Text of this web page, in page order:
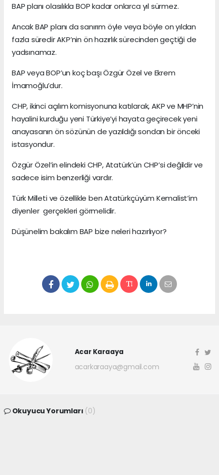
BAP planı olasılıkla BOP kadar onlarca yıl sürmez.
Ancak BAP planı da sanırım öyle veya böyle on yıldan
fazla süredir AKP’nin ön hazırlık sürecinden geçtiği de
yadsınamaz.
BAP veya BOP’un koç başı Özgür Özel ve Ekrem
İmamoğlu’dur.
CHP, ikinci açılım komisyonuna katılarak, AKP ve MHP’nin
hayalini kurduğu yeni Türkiye’yi hayata geçirecek yeni
anayasanın ön sözünün de yazıldığı sondan bir önceki
istasyondur.
Özgür Özel’in elindeki CHP, Atatürk’ün CHP’si değildir ve
sadece isim benzerliği vardır.
Türk Milleti ve özellikle ben Atatürkçüyüm Kemalist’im
diyenler gerçekleri görmelidir.
Düşünelim bakalım BAP bize neleri hazırlıyor?
Acar Karaaya
acarkaraaya@gmail.com
Okuyucu Yorumları (0)